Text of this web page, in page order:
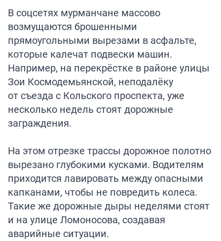
В соцсетях мурманчане массово
возмущаются брошенными
прямоугольными вырезами в асфальте,
которые калечат подвески машин.
Например, на перекрёстке в районе улицы
Зои Космодемьянской, неподалёку
от съезда с Кольского проспекта, уже
несколько недель стоят дорожные
заграждения.
На этом отрезке трассы дорожное полотно
вырезано глубокими кусками. Водителям
приходится лавировать между опасными
капканами, чтобы не повредить колеса.
Такие же дорожные дыры неделями стоят
и на улице Ломоносова, создавая
аварийные ситуации.